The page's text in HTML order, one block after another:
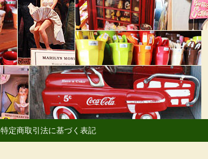
特定商取引法に基づく表記